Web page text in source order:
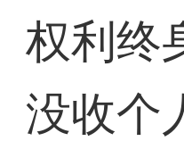
权利终
没收个